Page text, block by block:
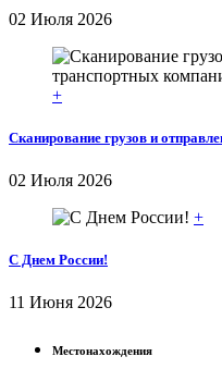
02 Июля 2026
+
Сканирование грузов и
02 Июля 2026
+
С Днем России!
11 Июня 2026
Местонахождения